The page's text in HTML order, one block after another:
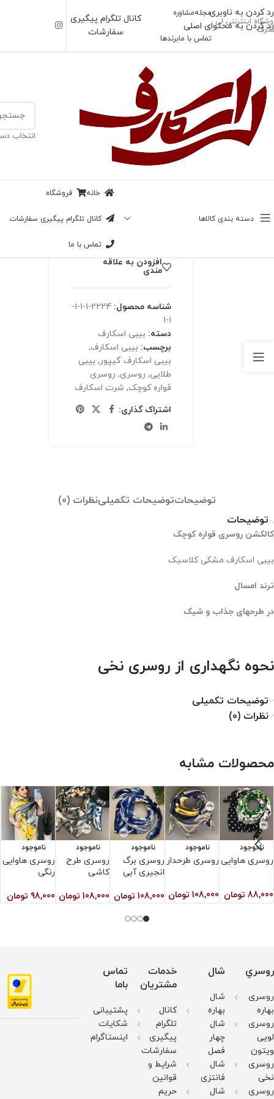
رد کردن به ناوبری
رد کردن به محتوای اصلی
اینترنتی لی
مجلهمشاوره
تماس با مابرندها
کانال تلگرام پیگیری
سفارشات
انتخاب
دسته بندی کالاها
خانه فروشگاه
کانال تلگرام پیگیری سفارشات
تماس با ما
خانه/ بیبی اسکارف
بیبی اسکارف
کلاسیک لوزی
تومان
در انبار موجود نمی باشد
افزودن به علاقه
مندی
شناسه محصول:
2224-1-1-1-
1-1
دسته: بیبی اسکارف
برچسب: بیبی اسکارف,
بیبی اسکارف گیپور, بیبی
طلایی, روسری, روسری
قواره کوچک, شرت اسکارف
اشتراک گذاری:
توضیحاتتوضیحات تکمیلینظرات (0)
توضیحات
کالکشن روسری قواره کوچک
بیبی اسکارف مشکی کلاسیک
ترند امسال
در طرحهای جذاب و شیک
نحوه نگهداری از روسری نخی
توضیحات تکمیلی
نظرات (0)
محصولات مشابه
ناموجود
روسری هاوایی
88,000 تومان
ناموجود
روسری طرحدار
108,000 تومان
ناموجود
روسری برگ
انجیری آبی
108,000 تومان
ناموجود
روسری طرح
کاشی
108,000 تومان
ناموجود
روسری هاوایی
رنگی
98,000 تومان
روسري
روسری
بهاره
روسری
لویی
ویتون
روسری
نخی
روسری
شال
شال
بهاره
شال
چهار
فصل
شال
فانتزی
شال
خدمات
مشتریان
کانال
تلگرام
پیگیری
سفارشات
شرایط و
قوانین
حریم
تماس
باما
پشتیبانی
شکایات
اینستاگرام